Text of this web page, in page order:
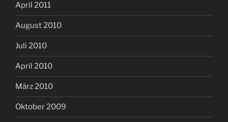
April 2011
August 2010
Juli 2010
April 2010
März 2010
Oktober 2009